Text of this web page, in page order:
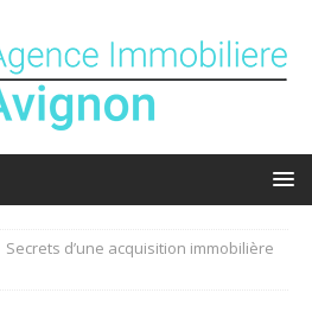
Secrets d’une acquisition immobilière